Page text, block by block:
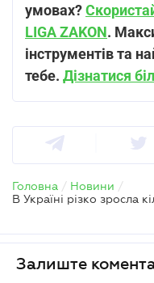
умовах?
LIGA ZAKON.
інструментів та
тебе. Дізнатися
Головна / Новини /
В Україні різко зросла
Залиште